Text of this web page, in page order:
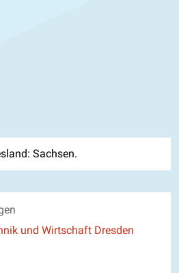
Sachsen.
und Wirtschaft Dresden